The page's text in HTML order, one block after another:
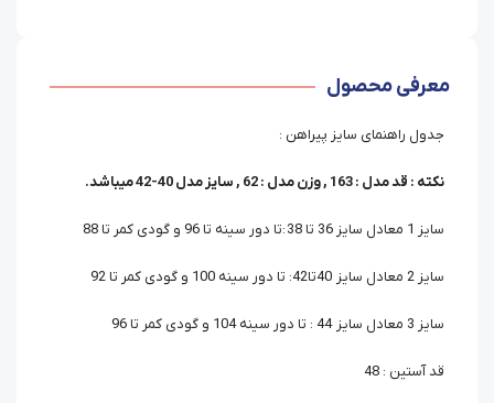
معرفی محصول
جدول راهنمای سایز پیراهن :
نکته : قد مدل : 163 , وزن مدل : 62 , سایز مدل 40-42 میباشد.
سایز 1 معادل سایز 36 تا 38 :تا دور سینه تا 96 و گودی کمر تا 88
سایز 2 معادل سایز 40تا42: تا دور سینه 100 و گودی کمر تا 92
سایز 3 معادل سایز 44 : تا دور سینه 104 و گودی کمر تا 96
قد آستین : 48